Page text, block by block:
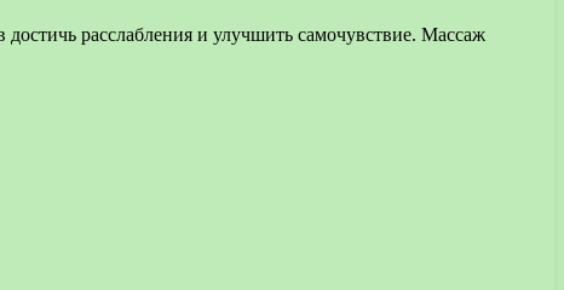
расслабления и улучшить самочувствие. Массаж